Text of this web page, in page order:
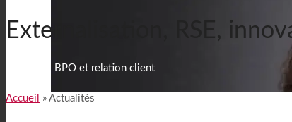
Externalisation, RSE,
Actualités BPO et relation client
Accueil » Actualités